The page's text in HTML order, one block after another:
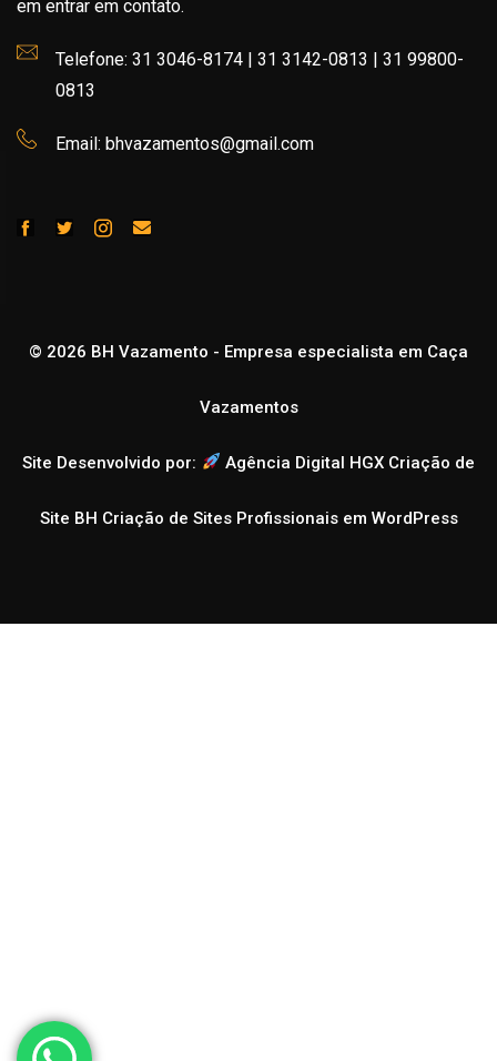
em entrar em contato.
Telefone: 31 3046-8174 | 31 3142-0813 | 31 99800-
0813
Email: bhvazamentos@gmail.com
© 2026 BH Vazamento - Empresa especialista em Caça
Vazamentos
Site Desenvolvido por: Agência Digital HGX Criação de
Site BH Criação de Sites Profissionais em WordPress